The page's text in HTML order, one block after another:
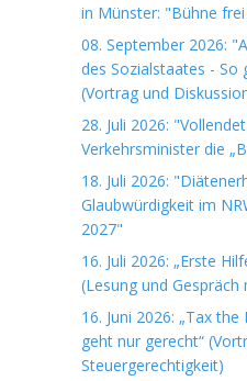
in Münster: "Bühne
08. September 2026:
des Sozialstaates - So
(Vortrag und
28. Juli 2026:
Verkehrsminister die
18. Juli 2026:
Glaubwürdigkeit im
2027"
16. Juli 2026: „Erste
(Lesung und Gespräch
16. Juni 2026: „Tax
geht nur gerecht“
Steuergerechtigkeit)